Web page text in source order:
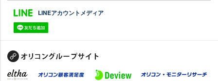
LINEアカウントメディア